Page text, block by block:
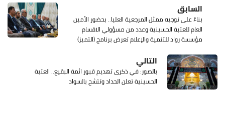
السابق
بناءً على توجيه ممثل المرجعية العليا.. بحضور الأمين
العام للعتبة الحسينية وعدد من مسؤولي الاقسام
مؤسسة رواد للتنمية والإعلام تعرض برنامج (التميز)
التالي
بالصور: في ذكرى تهديم قبور ائمة البقيع.. العتبة
الحسينية تعلن الحداد وتتشح بالسواد